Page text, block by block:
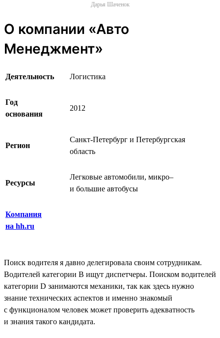
Дарья Шаченок
О компании «Авто
Менеджмент»
Деятельность Логистика
Год
основания
2012
Регион
Санкт-Петербург и Петербургская
область
Ресурсы
Легковые автомобили, микро‒
и большие автобусы
Компания
на hh.ru
Поиск водителя я давно делегировала своим сотрудникам.
Водителей категории B ищут диспетчеры. Поиском водителей
категории D занимаются механики, так как здесь нужно
знание технических аспектов и именно знакомый
с функционалом человек может проверить адекватность
и знания такого кандидата.